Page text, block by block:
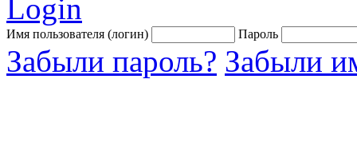
Login
Имя пользователя (логин) Пароль
Забыли пароль? Забыли